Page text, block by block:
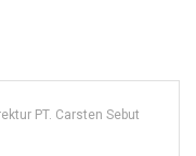
PT. Carsten Sebut